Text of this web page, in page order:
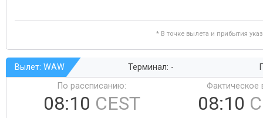
* В точке вылета и прибытия
Вылет: WAW Терминал: -
По рассписанию:
08:10 CEST
Фактическое
08:10